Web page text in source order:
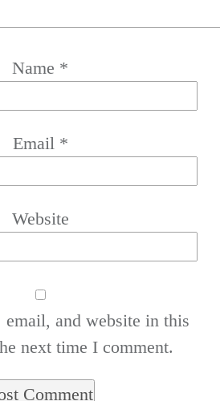
Name *
Email *
Website
email, and website in this
next time I comment.